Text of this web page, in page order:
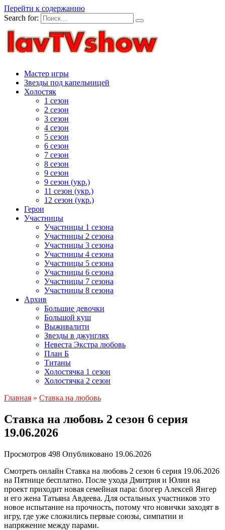
Перейти к содержанию
Search for:
Мастер игры
Звезды под капельницей
Холостяк
1 сезон
2 сезон
3 сезон
4 сезон
5 сезон
6 сезон
7 сезон
8 сезон
9 сезон
9 сезон (укр.)
11 сезон (укр.)
12 сезон (укр.)
Герои
Участницы
Участницы 1 сезона
Участницы 2 сезона
Участницы 3 сезона
Участницы 4 сезона
Участницы 5 сезона
Участницы 6 сезона
Участницы 7 сезона
Участницы 8 сезона
Архив
Большие девочки
Большой куш
Выживалити
Звезды в джунглях
Невеста Экстра любовь
План Б
Титаны
Холостячка 1 сезон
Холостячка 2 сезон
Главная » Ставка на любовь
Ставка на любовь 2 сезон 6 серия
19.06.2026
Просмотров 498 Опубликовано 19.06.2026
Смотреть онлайн Ставка на любовь 2 сезон 6 серия 19.06.2026
на Пятнице бесплатно. После ухода Дмитрия и Юлии на
проект приходит новая семейная пара: блогер Алексей Янгер
и его жена Татьяна Авдеева. Для остальных участников это
новое испытание на прочность, потому что новички заходят в
игру, где уже сложились первые союзы, симпатии и
напряжение между парами.